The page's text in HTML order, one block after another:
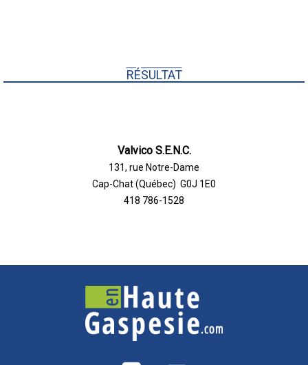
RÉSULTAT
Valvico S.E.N.C.
131, rue Notre-Dame
Cap-Chat (Québec) G0J 1E0
418 786-1528